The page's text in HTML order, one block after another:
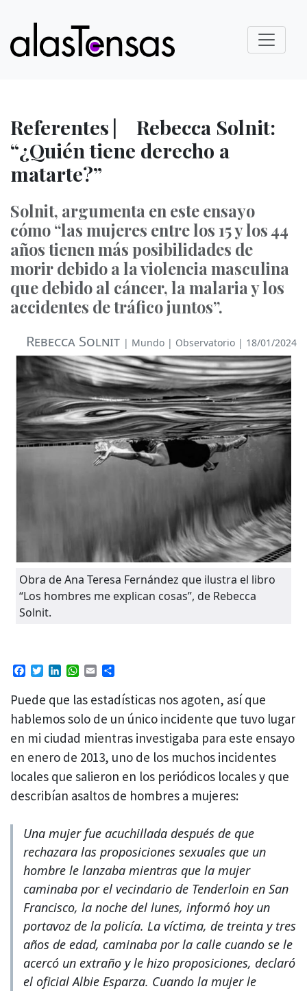
Referentes ⎸ Rebecca Solnit:
“¿Quién tiene derecho a
matarte?”
Solnit, argumenta en este ensayo
cómo “las mujeres entre los 15 y los 44
años tienen más posibilidades de
morir debido a la violencia masculina
que debido al cáncer, la malaria y los
accidentes de tráfico juntos”.
Rebecca Solnit | Mundo | Observatorio | 18/01/2024
Obra de Ana Teresa Fernández que ilustra el libro
“Los hombres me explican cosas”, de Rebecca
Solnit.
Facebook
TwitterLinkedIn
WhatsApp
Email
Puede que las estadísticas nos agoten, así que
hablemos solo de un único incidente que tuvo lugar
en mi ciudad mientras investigaba para este ensayo
en enero de 2013, uno de los muchos incidentes
locales que salieron en los periódicos locales y que
describían asaltos de hombres a mujeres:
Una mujer fue acuchillada después de que
rechazara las proposiciones sexuales que un
hombre le lanzaba mientras que la mujer
caminaba por el vecindario de Tenderloin en San
Francisco, la noche del lunes, informó hoy un
portavoz de la policía. La víctima, de treinta y tres
años de edad, caminaba por la calle cuando se le
acercó un extraño y le hizo proposiciones, declaró
el oficial Albie Esparza. Cuando la mujer le